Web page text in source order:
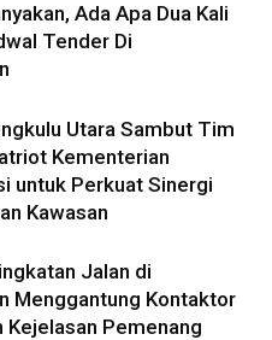
Ada Apa Dua Kali
Tender Di
Utara Sambut Tim
Kementerian
untuk Perkuat Sinergi
Kawasan
Jalan di
Menggantung Kontaktor
Kejelasan Pemenang